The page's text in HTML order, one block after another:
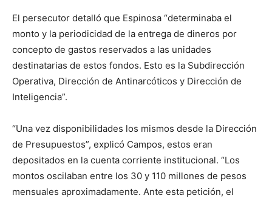
El persecutor detalló que Espinosa “determinaba el
monto y la periodicidad de la entrega de dineros por
concepto de gastos reservados a las unidades
destinatarias de estos fondos. Esto es la Subdirección
Operativa, Dirección de Antinarcóticos y Dirección de
Inteligencia”.
“Una vez disponibilidades los mismos desde la Dirección
de Presupuestos”, explicó Campos, estos eran
depositados en la cuenta corriente institucional. “Los
montos oscilaban entre los 30 y 110 millones de pesos
mensuales aproximadamente. Ante esta petición, el